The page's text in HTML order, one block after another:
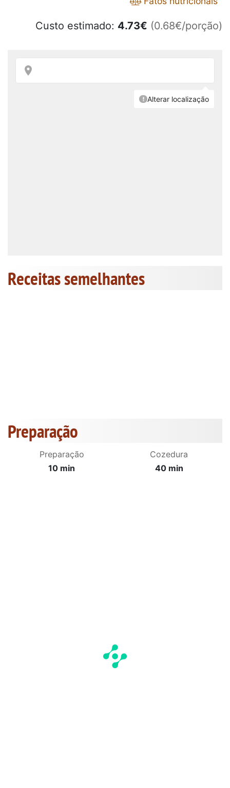
Custo estimado: 4.73€ (0.68€/porção)
Receitas semelhantes
Preparação
Preparação
10 min
Cozedura
40 min